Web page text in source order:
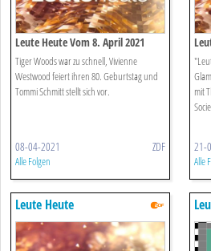
Leute Heute Vom 8. April 2021
Tiger Woods war zu schnell, Vivienne
Westwood feiert ihren 80. Geburtstag und
Tommi Schmitt stellt sich vor.
08-04-2021 ZDF
Alle Folgen
mit
21-
Alle
Leute Heute